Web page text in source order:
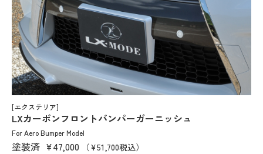
[エクステリア]
LXカーボンフロントバンパーガーニッシュ
For Aero Bumper Model
塗装済 ¥47,000 （¥51,700税込）